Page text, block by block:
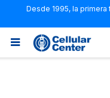
Desde 1995, la
